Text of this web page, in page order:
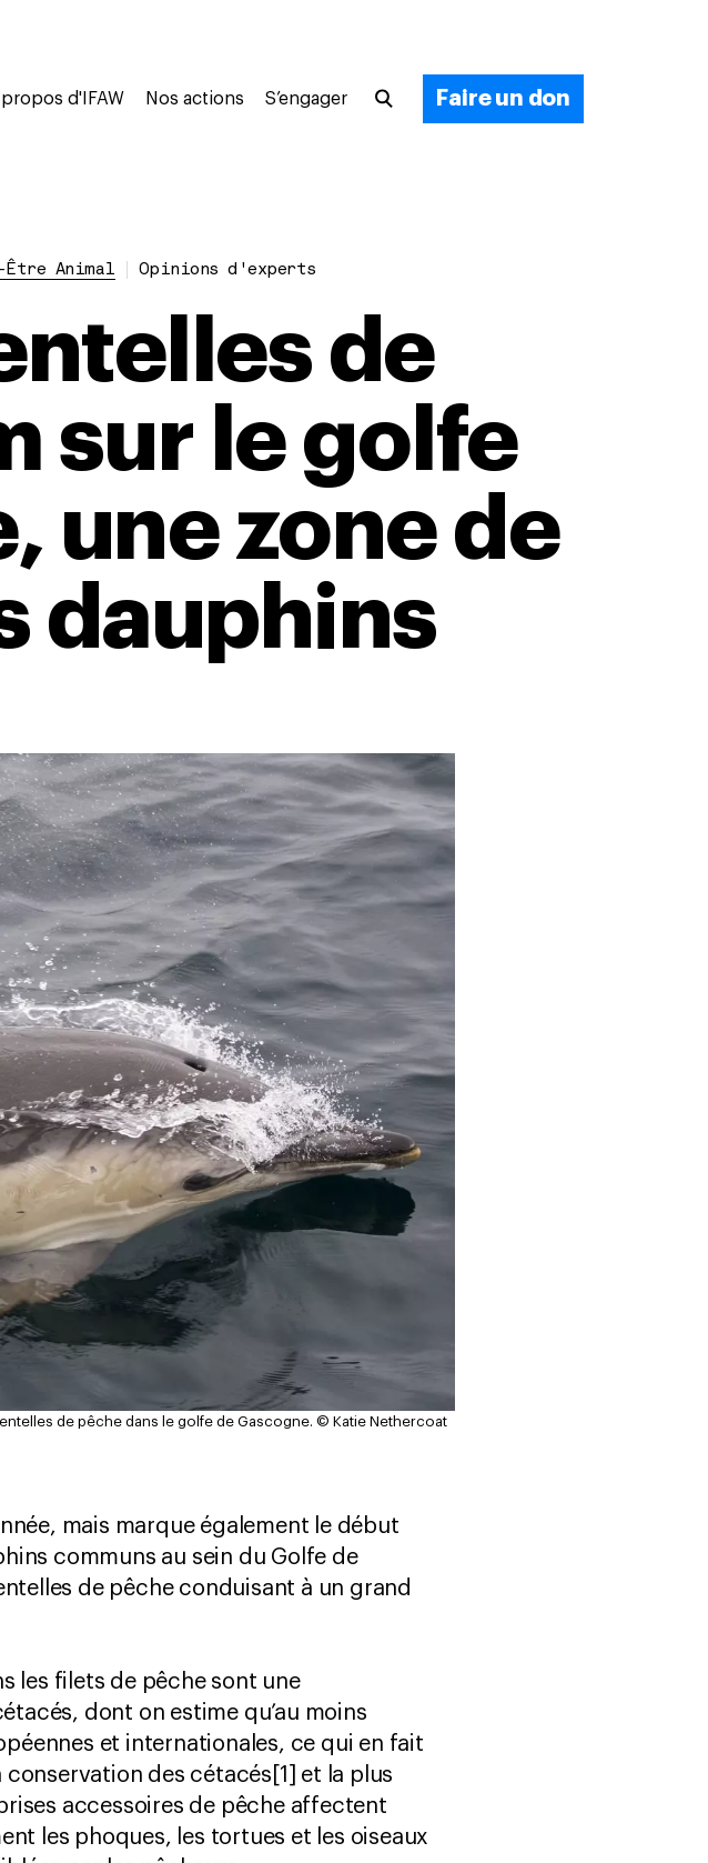
d'IFAW Nos actions S’engager Faire un don
Animal Opinions d'experts
de
sur le golfe
une zone de
dauphins
de pêche dans le golfe de Gascogne. © Katie Nethercoat
mais marque également le début
communs au sein du Golfe de
de pêche conduisant à un grand
les filets de pêche sont une
dont on estime qu’au moins
et internationales, ce qui en fait
des cétacés[1] et la plus
accessoires de pêche affectent
les phoques, les tortues et les oiseaux